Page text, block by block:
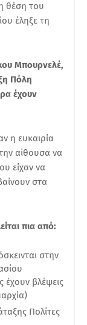
θέση του
έληξε τη
Μπουρνελέ,
Πόλη
έχουν
η ευκαιρία
αίθουσα να
είχαν να
στα
πια από:
στην
βλέψεις
Πολίτες